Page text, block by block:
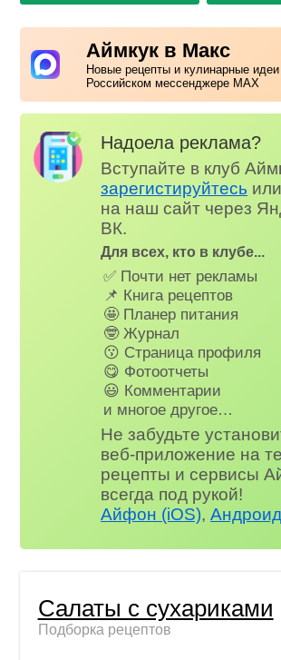
Аймкук в Макс
Новые рецепты и кулинарные
Российском мессенджере MAX
Надоела реклама?
Вступайте в клуб
зарегистируйтесь или
на наш сайт через
ВК.
Для всех, кто в клубе...
✅ Почти нет рекламы
📌 Книга рецептов
🤩 Планер питания
🤓 Журнал
😗 Страница профиля
😋 Фотоотчеты
😃 Комментарии
и многое другое…
Не забудьте
веб-приложение на
рецепты и сервисы
всегда под рукой!
Айфон (iOS),Андроид
Салаты с сухариками
Подборка рецептов